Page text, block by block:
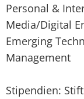
Personal &
Media/Digital
Emerging
Management
Stipendien: